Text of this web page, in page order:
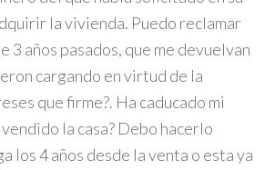
la vivienda. Puedo reclamar
3 años pasados, que me devuelvan
cargando en virtud de la
que firme?. Ha caducado mi
la casa? Debo hacerlo
los 4 años desde la venta o esta ya